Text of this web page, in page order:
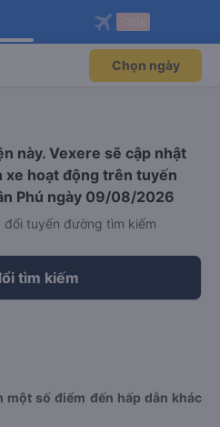
ngay!
viên độc
Mở app
vé máy bay qua
Mở app
Chọn ngày
này. Vexere sẽ cập nhật
xe hoạt động trên tuyến
Phú ngày 09/08/2026
đổi tuyến đường tìm kiếm
tìm kiếm
một số điểm đến hấp dẫn khác